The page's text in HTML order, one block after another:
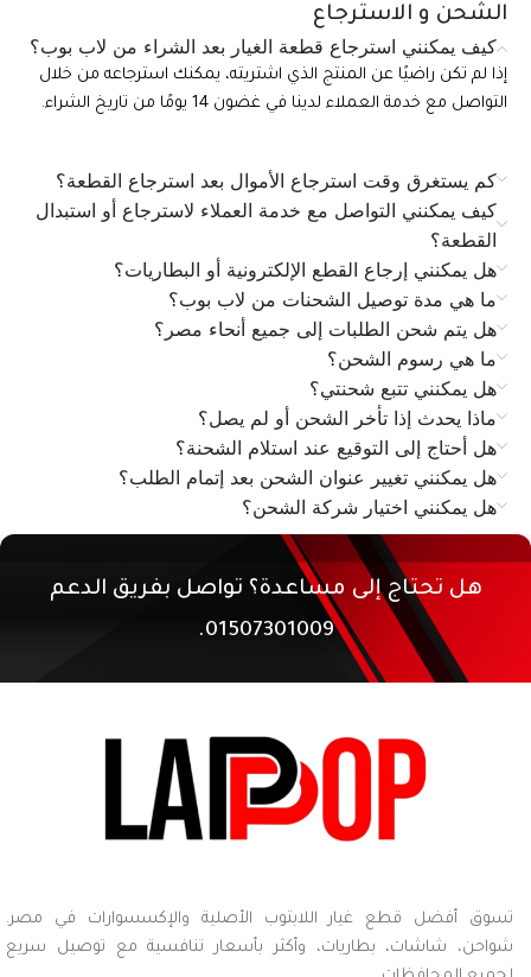
الشحن و الاسترجاع
كيف يمكنني استرجاع قطعة الغيار بعد الشراء من لاب بوب؟
إذا لم تكن راضيًا عن المنتج الذي اشتريته، يمكنك استرجاعه من خلال
التواصل مع خدمة العملاء لدينا في غضون 14 يومًا من تاريخ الشراء.
كم يستغرق وقت استرجاع الأموال بعد استرجاع القطعة؟
كيف يمكنني التواصل مع خدمة العملاء لاسترجاع أو استبدال
القطعة؟
هل يمكنني إرجاع القطع الإلكترونية أو البطاريات؟
ما هي مدة توصيل الشحنات من لاب بوب؟
هل يتم شحن الطلبات إلى جميع أنحاء مصر؟
ما هي رسوم الشحن؟
هل يمكنني تتبع شحنتي؟
ماذا يحدث إذا تأخر الشحن أو لم يصل؟
هل أحتاج إلى التوقيع عند استلام الشحنة؟
هل يمكنني تغيير عنوان الشحن بعد إتمام الطلب؟
هل يمكنني اختيار شركة الشحن؟
هل تحتاج إلى مساعدة؟ تواصل بفريق الدعم
01507301009.
تسوق أفضل قطع غيار اللابتوب الأصلية والإكسسوارات في مصر.
شواحن، شاشات، بطاريات، وأكثر بأسعار تنافسية مع توصيل سريع